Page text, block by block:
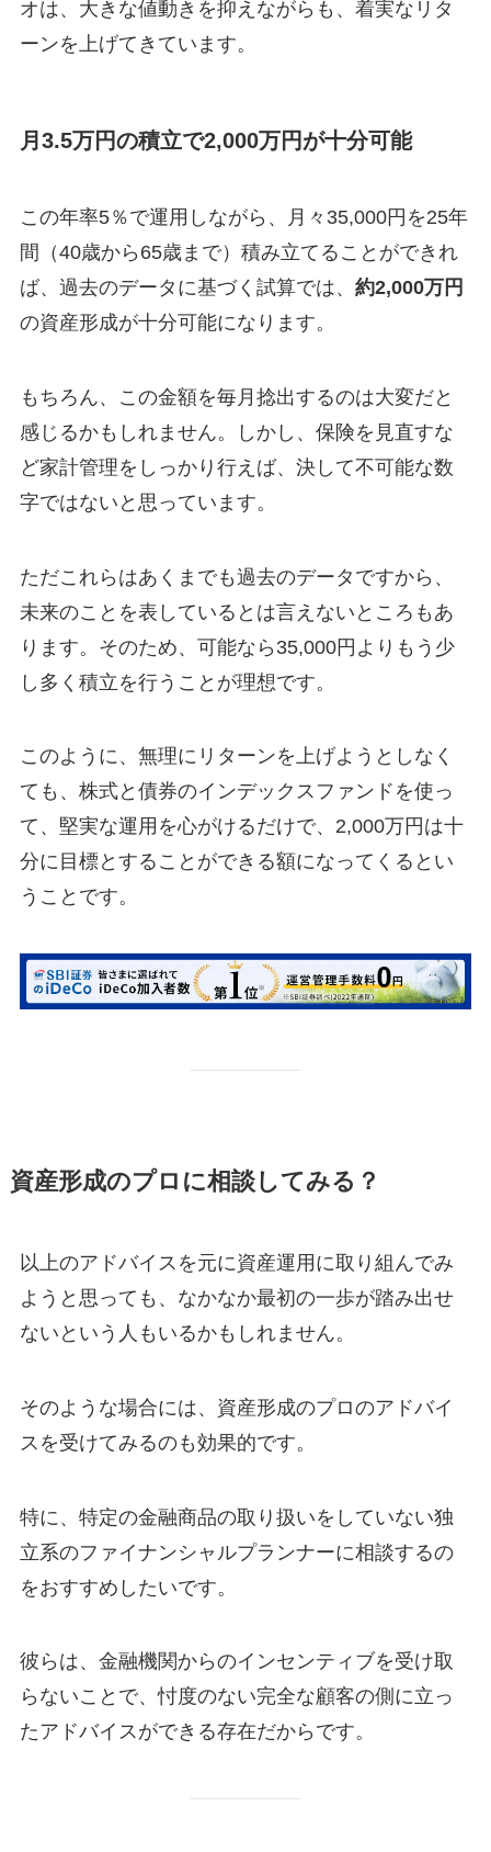
オは、大きな値動きを抑えながらも、着実なリタ
ーンを上げてきています。
月3.5万円の積立で2,000万円が十分可能
この年率5％で運用しながら、月々35,000円を25年
間（40歳から65歳まで）積み立てることができれ
ば、過去のデータに基づく試算では、 約2,000万円
の資産形成が十分可能になります。
もちろん、この金額を毎月捻出するのは大変だと
感じるかもしれません。しかし、保険を見直すな
ど家計管理をしっかり行えば、決して不可能な数
字ではないと思っています。
ただこれらはあくまでも過去のデータですから、
未来のことを表しているとは言えないところもあ
ります。そのため、可能なら35,000円よりもう少
し多く積立を行うことが理想です。
このように、無理にリターンを上げようとしなく
ても、株式と債券のインデックスファンドを使っ
て、堅実な運用を心がけるだけで、2,000万円は十
分に目標とすることができる額になってくるとい
うことです。
資産形成のプロに相談してみる？
以上のアドバイスを元に資産運用に取り組んでみ
ようと思っても、なかなか最初の一歩が踏み出せ
ないという人もいるかもしれません。
そのような場合には、資産形成のプロのアドバイ
スを受けてみるのも効果的です。
特に、特定の金融商品の取り扱いをしていない独
立系のファイナンシャルプランナーに相談するの
をおすすめしたいです。
彼らは、金融機関からのインセンティブを受け取
らないことで、忖度のない完全な顧客の側に立っ
たアドバイスができる存在だからです。